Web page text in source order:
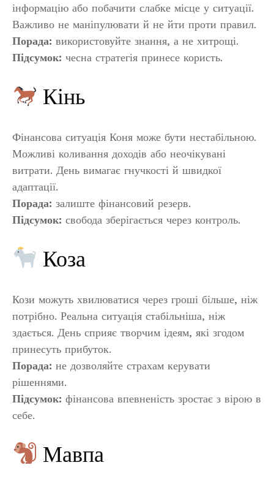
інформацію або побачити слабке місце у ситуації.
Важливо не маніпулювати й не йти проти правил.
Порада: використовуйте знання, а не хитрощі.
Підсумок: чесна стратегія принесе користь.
Кінь
Фінансова ситуація Коня може бути нестабільною.
Можливі коливання доходів або неочікувані
витрати. День вимагає гнучкості й швидкої
адаптації.
Порада: залиште фінансовий резерв.
Підсумок: свобода зберігається через контроль.
Коза
Кози можуть хвилюватися через гроші більше, ніж
потрібно. Реальна ситуація стабільніша, ніж
здається. День сприяє творчим ідеям, які згодом
принесуть прибуток.
Порада: не дозволяйте страхам керувати
рішеннями.
Підсумок: фінансова впевненість зростає з вірою в
себе.
Мавпа